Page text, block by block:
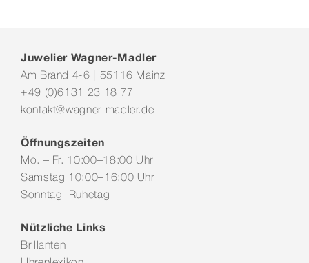
Juwelier Wagner-Madler
Am Brand 4-6 | 55116 Mainz
+49 (0)6131 23 18 77
kontakt@wagner-madler.de
Öffnungszeiten
Mo. – Fr. 10:00–18:00 Uhr
Samstag 10:00–16:00 Uhr
Sonntag Ruhetag
Nützliche Links
Brillanten